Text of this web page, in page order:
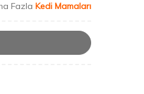
Fazla Kedi Mamaları